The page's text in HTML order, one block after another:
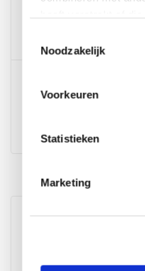
Noodzakelijk
Voorkeuren
Statistieken
Marketing
Bel ons
AVH Outdoor
3281 LB Numansdorp